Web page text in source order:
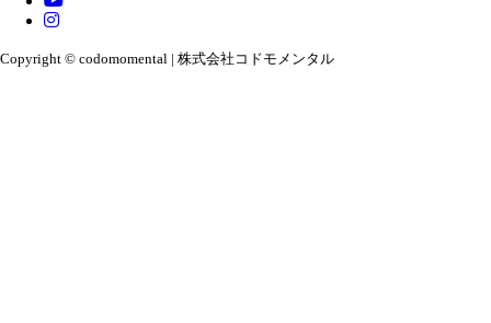
Copyright © codomomental | 株式会社コドモメンタル